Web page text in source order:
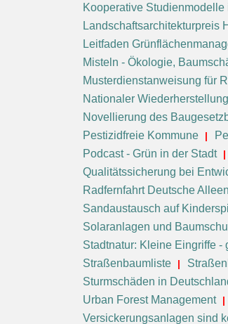
Kooperative Studienmodelle
Landschaftsarchitekturpreis
Leitfaden
Misteln - Ökologie,
Musterdienstanweisung für
Nationaler
Novellierung des
Pestizidfreie Kommune
Podcast - Grün in der Stadt
Qualitätssicherung bei
Radfernfahrt Deutsche
Sandaustausch auf
Solaranlagen und
Stadtnatur: Kleine Eingriffe -
Straßenbaumliste
Sturmschäden in
Urban Forest Management
Versickerungsanlagen sind